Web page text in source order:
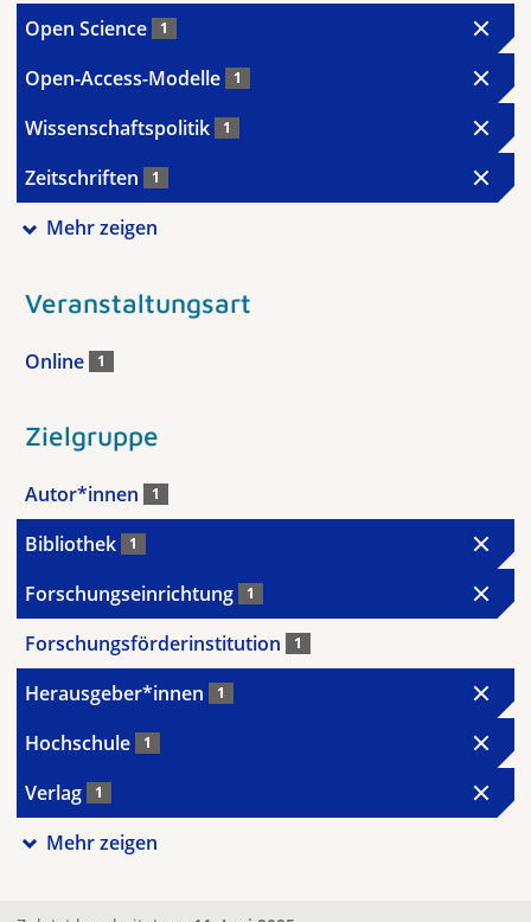
Open Science 1
Open-Access-Modelle 1
Wissenschaftspolitik 1
Zeitschriften 1
Mehr zeigen
Veranstaltungsart
Online 1
Zielgruppe
Autor*innen 1
Bibliothek 1
Forschungseinrichtung 1
Forschungsförderinstitution 1
Herausgeber*innen 1
Hochschule 1
Verlag 1
Mehr zeigen